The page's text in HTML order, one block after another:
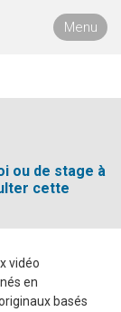
Menu
ou de stage à
cette
vidéo
en
basés